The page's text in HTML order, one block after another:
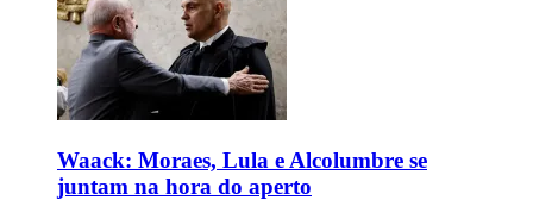
Waack: Moraes, Lula e Alcolumbre se
juntam na hora do aperto